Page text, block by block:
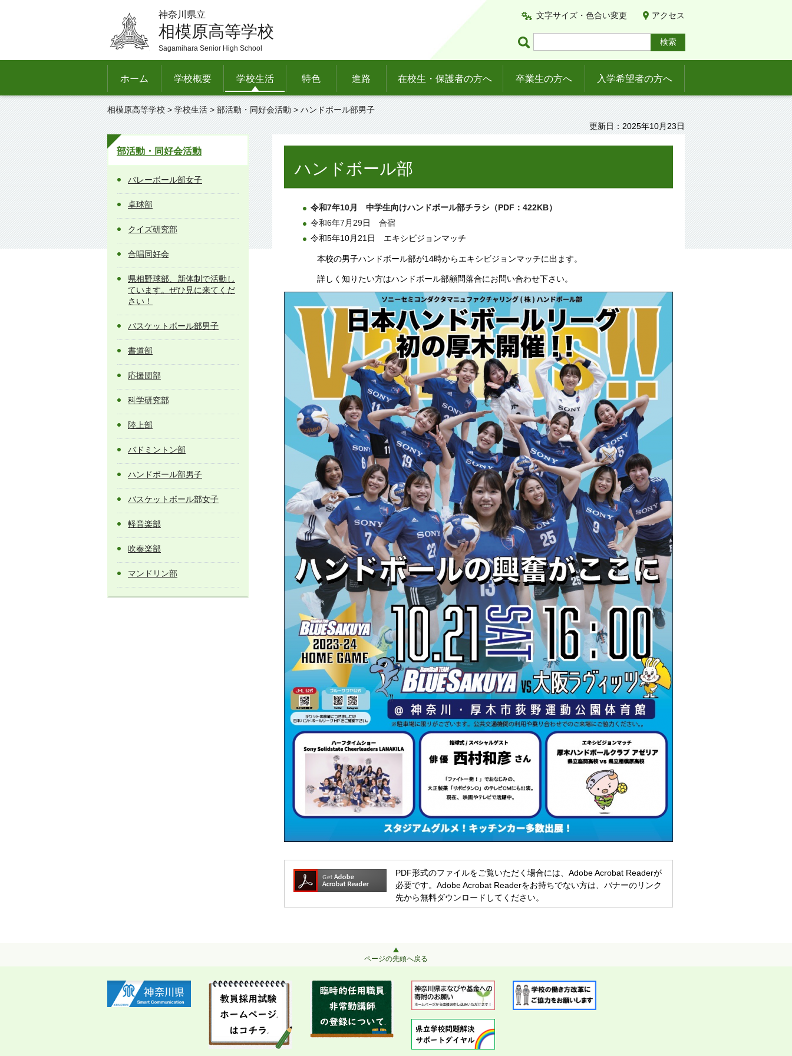
神奈川県立
相模原高等学校
Sagamihara Senior High School
文字サイズ・色合い変更 アクセス
ホーム 学校概要 学校生活 特色 進路 在校生・保護者の方へ 卒業生の方へ 入学希望者の方へ
相模原高等学校 > 学校生活 > 部活動・同好会活動 > ハンドボール部男子
更新日：2025年10月23日
部活動・同好会活動
バレーボール部女子
卓球部
クイズ研究部
合唱同好会
県相野球部、新体制で活動し
ています。ぜひ見に来てくだ
さい！
バスケットボール部男子
書道部
応援団部
科学研究部
陸上部
バドミントン部
ハンドボール部男子
バスケットボール部女子
軽音楽部
吹奏楽部
マンドリン部
ハンドボール部
令和7年10月 中学生向けハンドボール部チラシ（PDF：422KB）
令和6年7月29日
合宿
令和5年10月21日
エキシビジョンマッチ
本校の男子ハンドボール部が14時からエキシビジョンマッチに出ます。
詳しく知りたい方はハンドボール部顧問落合にお問い合わせ下さい。
PDF形式のファイルをご覧いただく場合には、Adobe Acrobat Readerが
必要です。Adobe Acrobat Readerをお持ちでない方は、バナーのリンク
先から無料ダウンロードしてください。
ページの先頭へ戻る